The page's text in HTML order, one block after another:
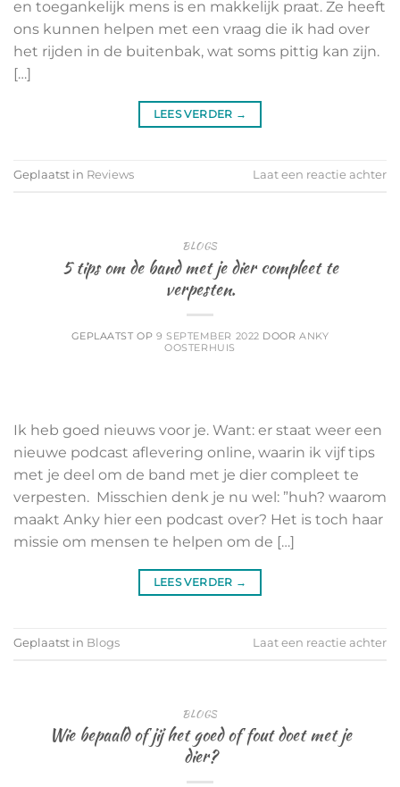
en toegankelijk mens is en makkelijk praat. Ze heeft
ons kunnen helpen met een vraag die ik had over
het rijden in de buitenbak, wat soms pittig kan zijn.
[…]
LEES VERDER →
Geplaatst in Reviews Laat een reactie achter
BLOGS
5 tips om de band met je dier compleet te
verpesten.
GEPLAATST OP 9 SEPTEMBER 2022 DOORANKY
OOSTERHUIS
Ik heb goed nieuws voor je. Want: er staat weer een
nieuwe podcast aflevering online, waarin ik vijf tips
met je deel om de band met je dier compleet te
verpesten. Misschien denk je nu wel: ”huh? waarom
maakt Anky hier een podcast over? Het is toch haar
missie om mensen te helpen om de […]
LEES VERDER →
Geplaatst in Blogs Laat een reactie achter
BLOGS
Wie bepaald of jij het goed of fout doet met je
dier?